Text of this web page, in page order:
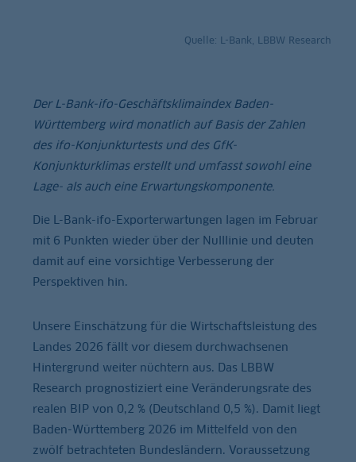
Quelle: L-Bank, LBBW Research
Der L-Bank-ifo-Geschäftsklimaindex Baden-
Württemberg wird monatlich auf Basis der Zahlen
des ifo-Konjunkturtests und des GfK-
Konjunkturklimas erstellt und umfasst sowohl eine
Lage- als auch eine Erwartungskomponente.
Die L-Bank-ifo-Exporterwartungen lagen im Februar
mit 6 Punkten wieder über der Nulllinie und deuten
damit auf eine vorsichtige Verbesserung der
Perspektiven hin.
Unsere Einschätzung für die Wirtschaftsleistung des
Landes 2026 fällt vor diesem durchwachsenen
Hintergrund weiter nüchtern aus. Das LBBW
Research prognostiziert eine Veränderungsrate des
realen BIP von 0,2 % (Deutschland 0,5 %). Damit liegt
Baden-Württemberg 2026 im Mittelfeld von den
zwölf betrachteten Bundesländern. Voraussetzung